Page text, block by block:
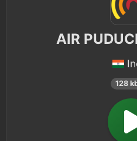
AIR
128